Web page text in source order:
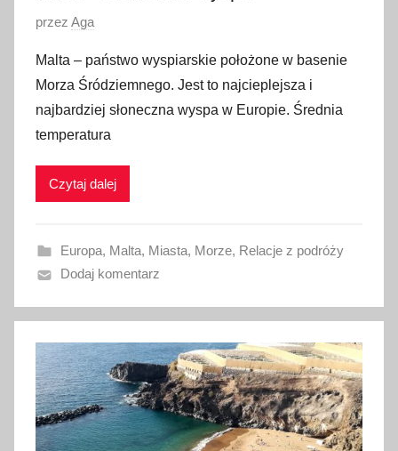
O
u
b
l
i
w
n
o
l
i
p
c
a
2
przez Aga
Malta – państwo wyspiarskie położone w basenie
Morza Śródziemnego. Jest to najcieplejsza i
najbardziej słoneczna wyspa w Europie. Średnia
temperatura
Czytaj dalej
Europa, Malta, Miasta, Morze, Relacje z podróży
Dodaj komentarz